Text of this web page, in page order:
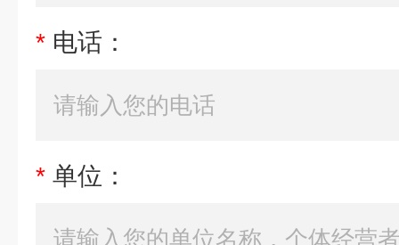
* 电话：
* 单位：